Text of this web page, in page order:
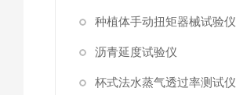
种植体手动扭矩器械试验仪
沥青延度试验仪
杯式法水蒸气透过率测试仪